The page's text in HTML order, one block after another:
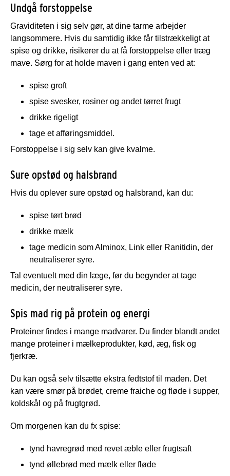
Undgå forstoppelse
Graviditeten i sig selv gør, at dine tarme arbejder
langsommere. Hvis du samtidig ikke får tilstrækkeligt at
spise og drikke, risikerer du at få forstoppelse eller træg
mave. Sørg for at holde maven i gang enten ved at:
spise groft
spise svesker, rosiner og andet tørret frugt
drikke rigeligt
tage et afføringsmiddel.
Forstoppelse i sig selv kan give kvalme.
Sure opstød og halsbrand
Hvis du oplever sure opstød og halsbrand, kan du:
spise tørt brød
drikke mælk
tage medicin som Alminox, Link eller Ranitidin, der
neutraliserer syre.
Tal eventuelt med din læge, før du begynder at tage
medicin, der neutraliserer syre.
Spis mad rig på protein og energi
Proteiner findes i mange madvarer. Du finder blandt andet
mange proteiner i mælkeprodukter, kød, æg, fisk og
fjerkræ.
Du kan også selv tilsætte ekstra fedtstof til maden. Det
kan være smør på brødet, creme fraiche og fløde i supper,
koldskål og på frugtgrød.
Om morgenen kan du fx spise:
tynd havregrød med revet æble eller frugtsaft
tynd øllebrød med mælk eller fløde